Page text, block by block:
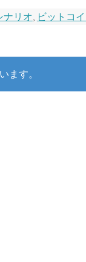
ナリオ, ビットコ
ます。